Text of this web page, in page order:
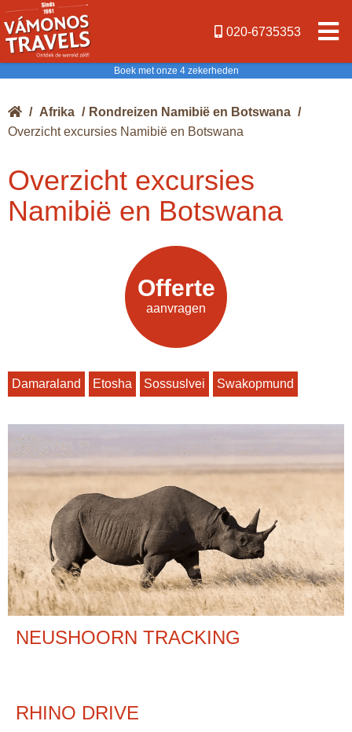
020-6735353
Boek met onze 4 zekerheden
/ Afrika / Rondreizen Namibië en Botswana /
Overzicht excursies Namibië en Botswana
Overzicht excursies
Namibië en Botswana
Offerte
aanvragen
Damaraland Etosha Sossuslvei Swakopmund
NEUSHOORN TRACKING
RHINO DRIVE